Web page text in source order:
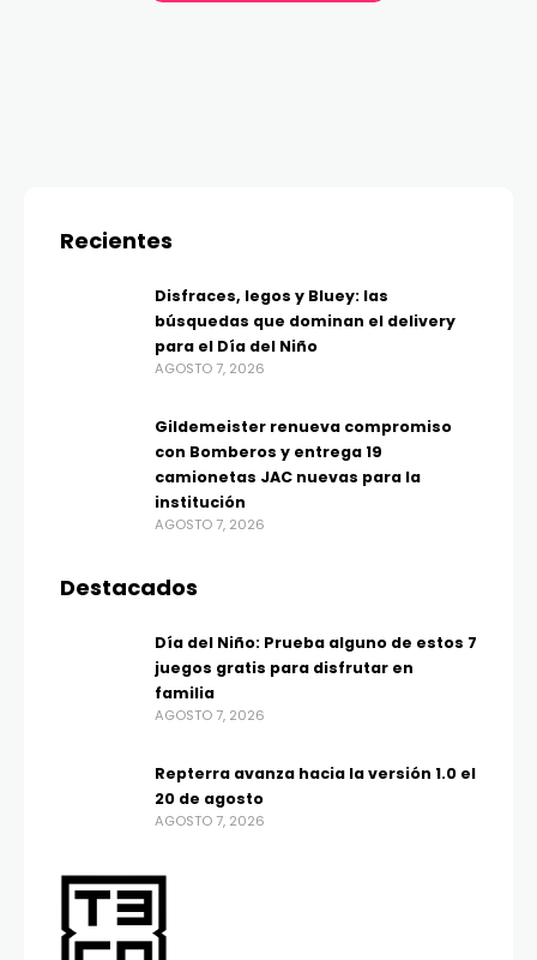
Recientes
Disfraces, legos y Bluey: las
búsquedas que dominan el delivery
para el Día del Niño
AGOSTO 7, 2026
Gildemeister renueva compromiso
con Bomberos y entrega 19
camionetas JAC nuevas para la
institución
AGOSTO 7, 2026
Destacados
Día del Niño: Prueba alguno de estos 7
juegos gratis para disfrutar en
familia
AGOSTO 7, 2026
Repterra avanza hacia la versión 1.0 el
20 de agosto
AGOSTO 7, 2026